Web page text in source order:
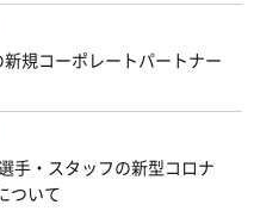
規コーポレートパートナー
手・スタッフの新型コロナ
ついて